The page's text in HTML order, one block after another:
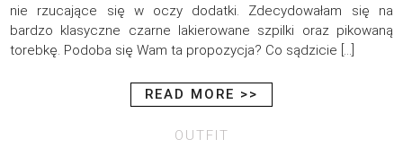
nie rzucające się w oczy dodatki. Zdecydowałam się na
bardzo klasyczne czarne lakierowane szpilki oraz pikowaną
torebkę. Podoba się Wam ta propozycja? Co sądzicie […]
READ MORE >>
OUTFIT